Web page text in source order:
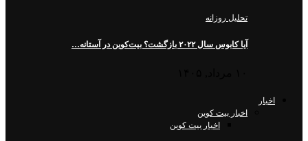
تحلیل روزانه
آیا کابوس سال ۲۰۲۲ بازگشت؟ بیت‌کوین در آستانه…
اخبار
اخبار بیت کوین
اخبار بیت کوین